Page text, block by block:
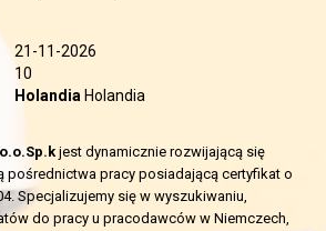
21-11-2026
10
Holandia Holandia
o.o.Sp.kjest dynamicznie rozwijającą się
pośrednictwa pracy posiadającą certyfikat o
Specjalizujemy się w wyszukiwaniu,
do pracy u pracodawców w Niemczech,